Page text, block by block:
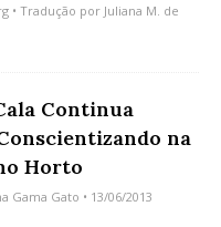
• Tradução por Juliana M. de
Continua
na
Horto
Gama Gato • 13/06/2013